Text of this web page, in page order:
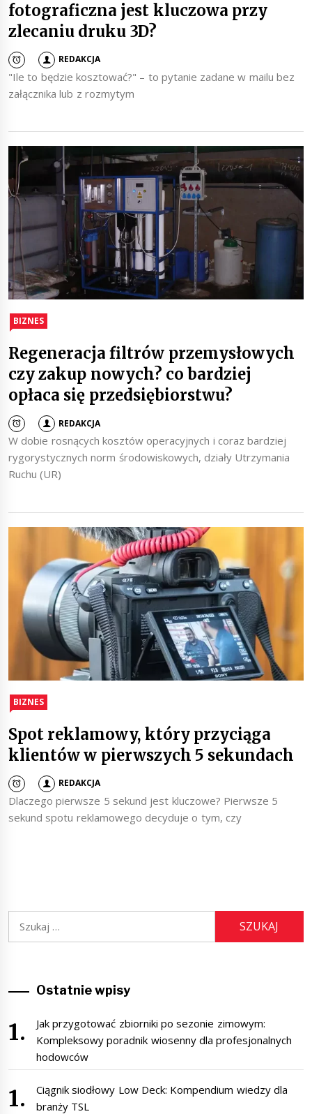
fotograficzna jest kluczowa przy
zlecaniu druku 3D?
REDAKCJA
"Ile to będzie kosztować?" – to pytanie zadane w mailu bez
załącznika lub z rozmytym
BIZNES
Regeneracja filtrów przemysłowych
czy zakup nowych? co bardziej
opłaca się przedsiębiorstwu?
REDAKCJA
W dobie rosnących kosztów operacyjnych i coraz bardziej
rygorystycznych norm środowiskowych, działy Utrzymania
Ruchu (UR)
BIZNES
Spot reklamowy, który przyciąga
klientów w pierwszych 5 sekundach
REDAKCJA
Dlaczego pierwsze 5 sekund jest kluczowe? Pierwsze 5
sekund spotu reklamowego decyduje o tym, czy
Szukaj:
Ostatnie wpisy
Jak przygotować zbiorniki po sezonie zimowym:
Kompleksowy poradnik wiosenny dla profesjonalnych
hodowców
Ciągnik siodłowy Low Deck: Kompendium wiedzy dla
branży TSL